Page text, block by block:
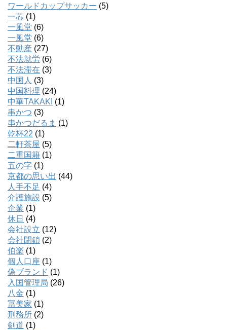
ワールドカップサッカー (5)
一芯 (1)
一風堂 (6)
一風堂 (6)
不動産 (27)
不法就労 (6)
不法滞在 (3)
中国人 (3)
中国料理 (24)
中華TAKAKI (1)
串かつ (3)
串かつだるま (1)
乾杯22 (1)
二軒茶屋 (5)
二重国籍 (1)
五の字 (1)
京都の思い出 (44)
人手不足 (4)
介護施設 (5)
企業 (1)
休日 (4)
会社設立 (12)
会社閉鎖 (2)
伯楽 (1)
個人口座 (1)
偽ブランド (1)
入国管理局 (26)
八金 (1)
冨美家 (1)
刑務所 (2)
剣道 (1)